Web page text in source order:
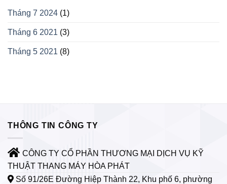
Tháng 7 2024 (1)
Tháng 6 2021 (3)
Tháng 5 2021 (8)
THÔNG TIN CÔNG TY
CÔNG TY CỔ PHẦN THƯƠNG MẠI DỊCH VỤ KỸ
THUẬT THANG MÁY HÒA PHÁT
Số 91/26E Đường Hiệp Thành 22, Khu phố 6, phường